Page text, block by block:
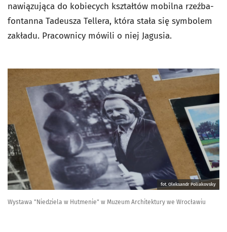
nawiązująca do kobiecych kształtów mobilna rzeźba-
fontanna Tadeusza Tellera, która stała się symbolem
zakładu. Pracownicy mówili o niej Jagusia.
fot. Oleksandr Poliakovsky
Wystawa "Niedziela w Hutmenie" w Muzeum Architektury we Wrocławiu